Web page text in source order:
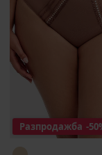
Разпродажба -